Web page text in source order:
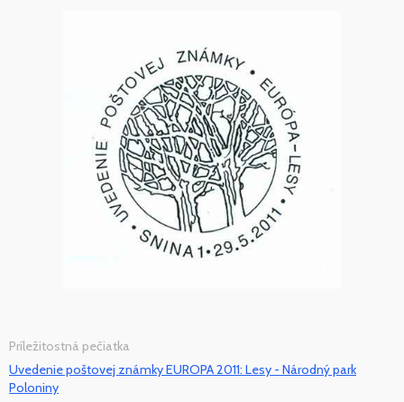
Príležitostná pečiatka
Uvedenie poštovej známky EUROPA 2011: Lesy - Národný park
Poloniny